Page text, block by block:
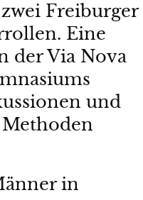
Freiburger
Eine
der Via Nova
und
in